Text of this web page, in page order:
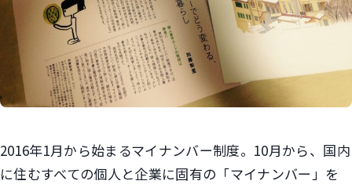
2016年1月から始まるマイナンバー制度。10月から、国内
に住むすべての個人と企業に固有の「マイナンバー」を